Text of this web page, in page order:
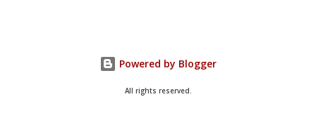
Google , il loro scopo di organizzare una quantità
apparentemente infinita di informazioni sul web. Una
Powered by Blogger
All rights reserved.